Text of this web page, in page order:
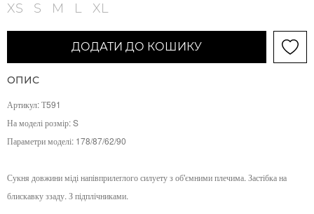
XS S M L XL
ДОДАТИ ДО КОШИКУ
ОПИС
Артикул: Т591
На моделі розмір: S
Параметри моделі: 178/87/62/90
Сукня довжини міді напівприлеглого силуету з об'ємними плечима. Застібка на
блискавку ззаду. З підплічниками.